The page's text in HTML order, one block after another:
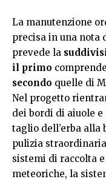
La manutenzione
precisa in una nota
prevede la
il primo
secondo quelle di
Nel progetto
dei bordi di aiuole
taglio dell’erba alla
pulizia
sistemi di raccolta
meteoriche, la